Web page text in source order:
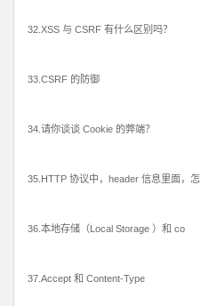
32.XSS 与 CSRF 有什么区别吗？
33.CSRF 的防御
34.请你谈谈 Cookie 的弊端？
35.HTTP 协议中，header 信息里面，怎
36.本地存储（Local Storage ）和 co
37.Accept 和 Content-Type